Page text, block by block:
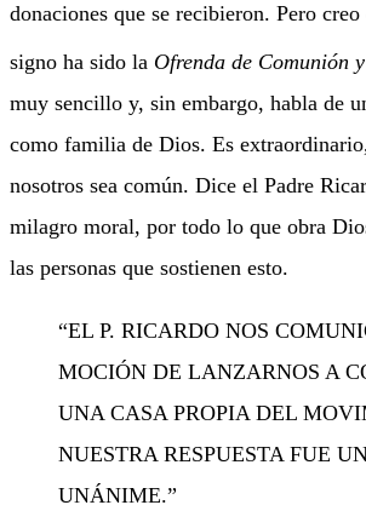
donaciones que se recibieron. Pero
signo ha sido la Ofrenda de Comunión
muy sencillo y, sin embargo, habla de
como familia de Dios. Es
nosotros sea común. Dice el Padre
milagro moral, por todo lo que obra
las personas que sostienen esto.
“EL P. RICARDO NOS
MOCIÓN DE LANZARNOS A
UNA CASA PROPIA DEL
NUESTRA RESPUESTA FUE
UNÁNIME.”